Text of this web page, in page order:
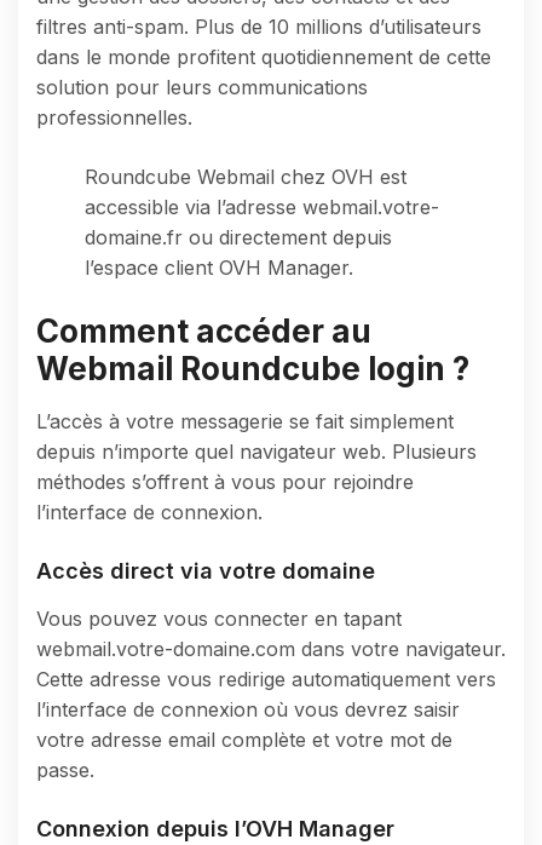
filtres anti-spam. Plus de 10 millions d’utilisateurs
dans le monde profitent quotidiennement de cette
solution pour leurs communications
professionnelles.
Roundcube Webmail chez OVH est
accessible via l’adresse webmail.votre-
domaine.fr ou directement depuis
l’espace client OVH Manager.
Comment accéder au
Webmail Roundcube login ?
L’accès à votre messagerie se fait simplement
depuis n’importe quel navigateur web. Plusieurs
méthodes s’offrent à vous pour rejoindre
l’interface de connexion.
Accès direct via votre domaine
Vous pouvez vous connecter en tapant
webmail.votre-domaine.com dans votre navigateur.
Cette adresse vous redirige automatiquement vers
l’interface de connexion où vous devrez saisir
votre adresse email complète et votre mot de
passe.
Connexion depuis l’OVH Manager